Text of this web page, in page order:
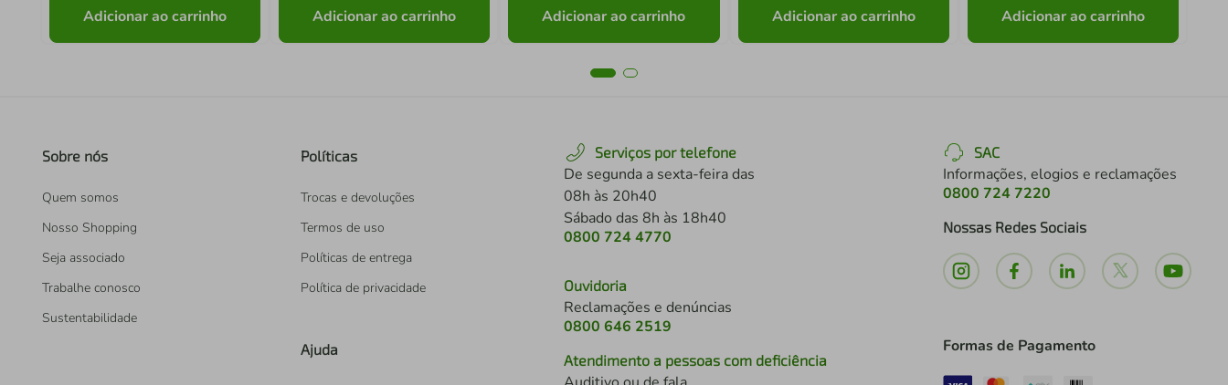
Adicionar ao carrinho Adicionar ao carrinho Adicionar ao carrinho Adicionar ao carrinho Adicionar ao carrinho
Sobre nós
Quem somos
Nosso Shopping
Seja associado
Trabalhe conosco
Sustentabilidade
Políticas
Trocas e devoluções
Termos de uso
Políticas de entrega
Política de privacidade
Ajuda
Serviços por telefone
De segunda a sexta-feira das
08h às 20h40
Sábado das 8h às 18h40
0800 724 4770
Ouvidoria
Reclamações e denúncias
0800 646 2519
Atendimento a pessoas com deficiência
SAC
Informações, elogios e reclamações
0800 724 7220
Nossas Redes Sociais
Formas de Pagamento